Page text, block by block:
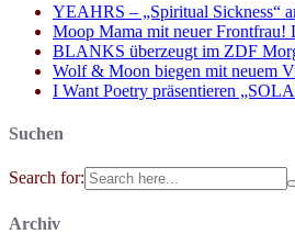
YEAHRS – „Spiritual Sickness“
Moop Mama mit neuer Frontfrau!
BLANKS überzeugt im ZDF
Wolf & Moon biegen mit neuem
I Want Poetry präsentieren
Suchen
Search for:
Archiv